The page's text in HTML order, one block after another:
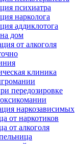
психиатра
нарколога
аддиклотога
дом
от алкоголя
клиника
передозировке
наркозависимых
от наркотиков
от алкоголя